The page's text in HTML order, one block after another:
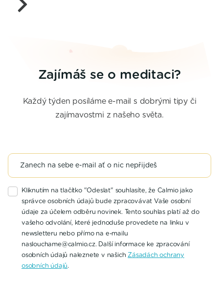
Zajímáš se o meditaci?
Každý týden posíláme e-mail s dobrými tipy či
zajímavostmi z našeho světa.
Kliknutím na tlačítko "Odeslat" souhlasíte, že Calmio jako
správce osobních údajů bude zpracovávat Vaše osobní
údaje za účelem odběru novinek. Tento souhlas platí až do
vašeho odvolání, které jednoduše provedete na linku v
newsletteru nebo přímo na e-mailu
naslouchame@calmio.cz. Další informace ke zpracování
osobních údajů naleznete v našich Zásadách ochrany
osobních údajů.